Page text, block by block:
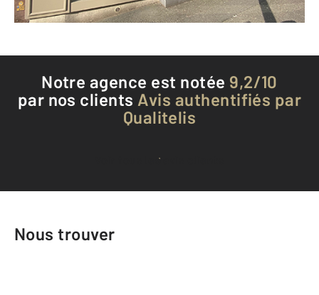
Téléphoner à l'agence
Notre agence est notée 9,2/10
par nos clients Avis authentifiés par
Qualitelis
Voir tous les avis clients
Nous trouver